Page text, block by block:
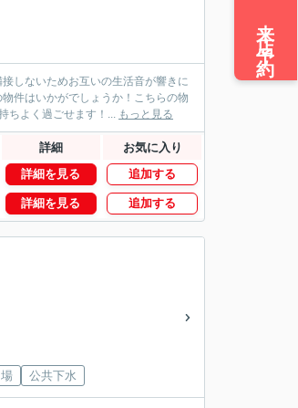
しないためお互いの生活音が響きに
件はいかがでしょうか！こちらの物
ちよく過ごせます！... もっと見る
詳細 お気に入り
詳細を見る 追加する
詳細を見る 追加する
公共下水
来店予約